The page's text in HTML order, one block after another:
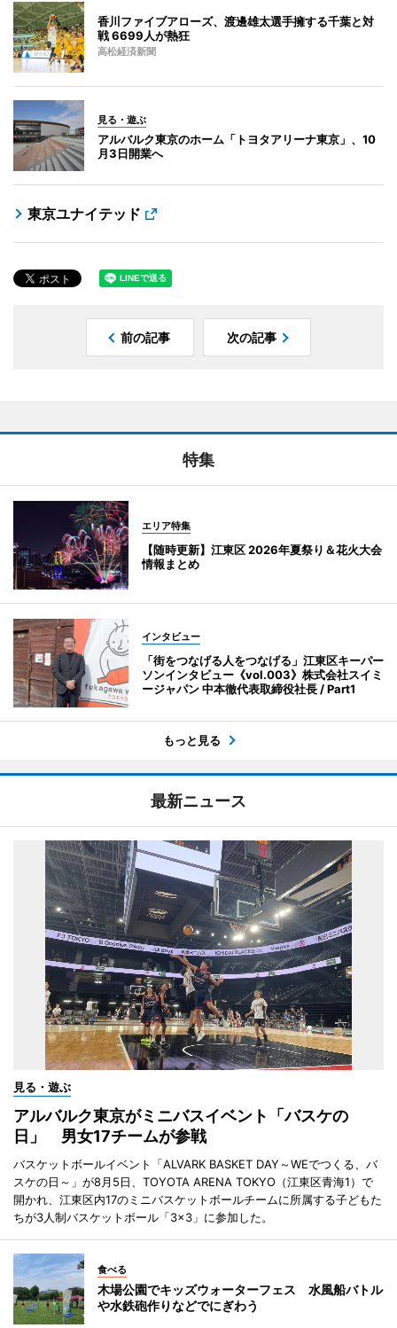
香川ファイブアローズ、渡邊雄太選手擁する千葉と対
戦 6699人が熱狂
高松経済新聞
見る・遊ぶ
アルバルク東京のホーム「トヨタアリーナ東京」、10
月3日開業へ
東京ユナイテッド
前の記事 次の記事
特集
エリア特集
【随時更新】江東区 2026年夏祭り＆花火大会
情報まとめ
インタビュー
「街をつなげる人をつなげる」江東区キーパー
ソンインタビュー《vol.003》株式会社スイミ
ージャパン 中本徹代表取締役社長 / Part1
もっと見る
最新ニュース
見る・遊ぶ
アルバルク東京がミニバスイベント「バスケの
日」 男女17チームが参戦
バスケットボールイベント「ALVARK BASKET DAY～WEでつくる、バ
スケの日～」が8月5日、TOYOTA ARENA TOKYO（江東区青海1）で
開かれ、江東区内17のミニバスケットボールチームに所属する子どもた
ちが3人制バスケットボール「3×3」に参加した。
食べる
木場公園でキッズウォーターフェス 水風船バトル
や水鉄砲作りなどでにぎわう